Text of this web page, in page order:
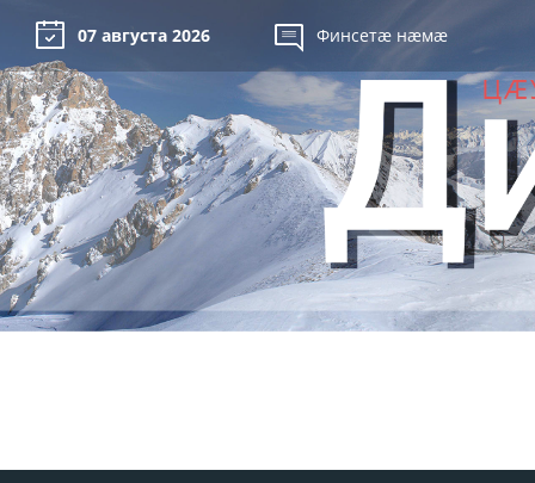
07 августа 2026 Финсетæ нæмæ